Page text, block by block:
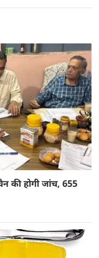
की होगी जांच, 655